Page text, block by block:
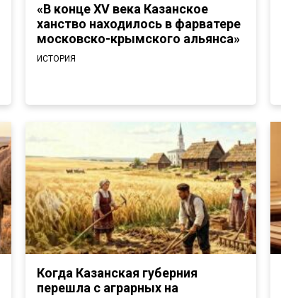
«В конце XV века Казанское
ханство находилось в фарватере
московско-крымского альянса»
ИСТОРИЯ
Когда Казанская губерния
перешла с аграрных на